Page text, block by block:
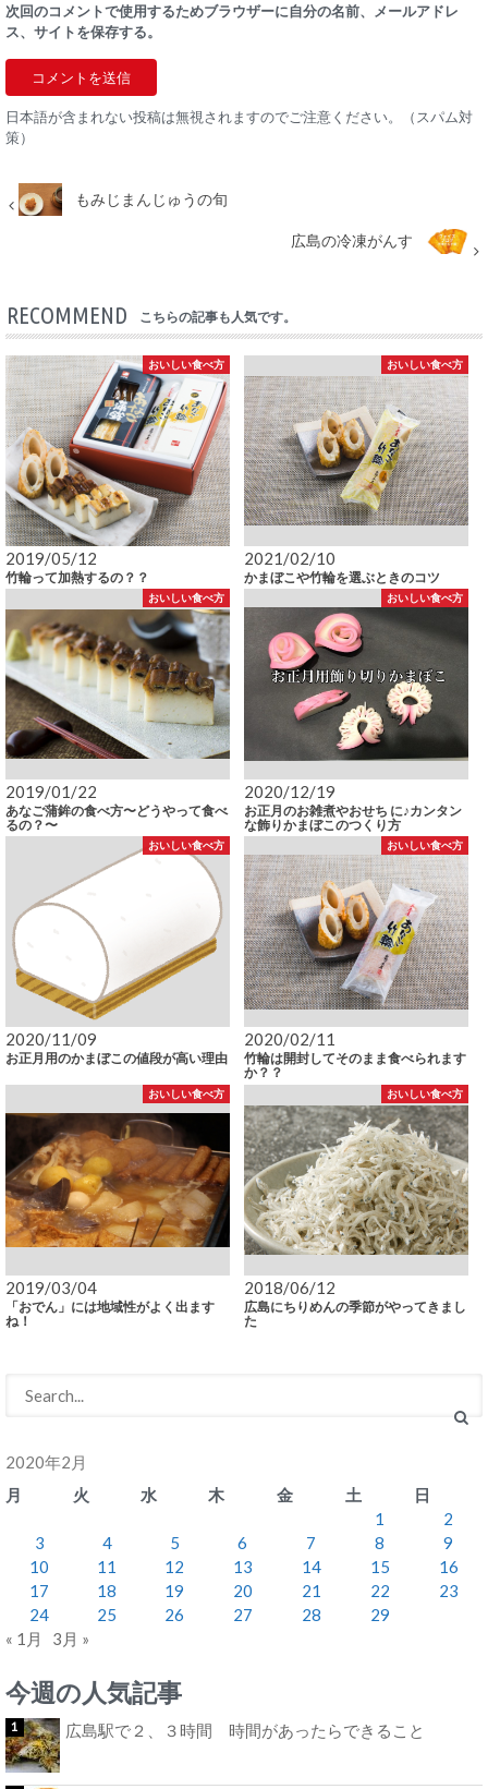
次回のコメントで使用するためブラウザーに自分の名前、メールアドレ
ス、サイトを保存する。
日本語が含まれない投稿は無視されますのでご注意ください。（スパム対
策）
もみじまんじゅうの旬
広島の冷凍がんす
RECOMMEND こちらの記事も人気です。
おいしい食べ方
2019/05/12
竹輪って加熱するの？？
おいしい食べ方
2021/02/10
かまぼこや竹輪を選ぶときのコツ
おいしい食べ方
2019/01/22
あなご蒲鉾の食べ方〜どうやって食べ
るの？〜
おいしい食べ方
2020/12/19
お正月のお雑煮やおせち に♪カンタン
な飾りかまぼこのつくり方
おいしい食べ方
2020/11/09
お正月用のかまぼこの値段が高い理由
おいしい食べ方
2020/02/11
竹輪は開封してそのまま食べられます
か？？
おいしい食べ方
2019/03/04
「おでん」には地域性がよく出ます
ね！
おいしい食べ方
2018/06/12
広島にちりめんの季節がやってきまし
た
2020年2月
月
火 水 木 金 土
日
1
2
3
4 5 6 7 8
9
10
11 12 13 14 15
16
17
18 19 20 21 22
23
24
25 26 27 28
29
« 1月
3月 »
今週の人気記事
広島駅で２、３時間 時間があったらできること